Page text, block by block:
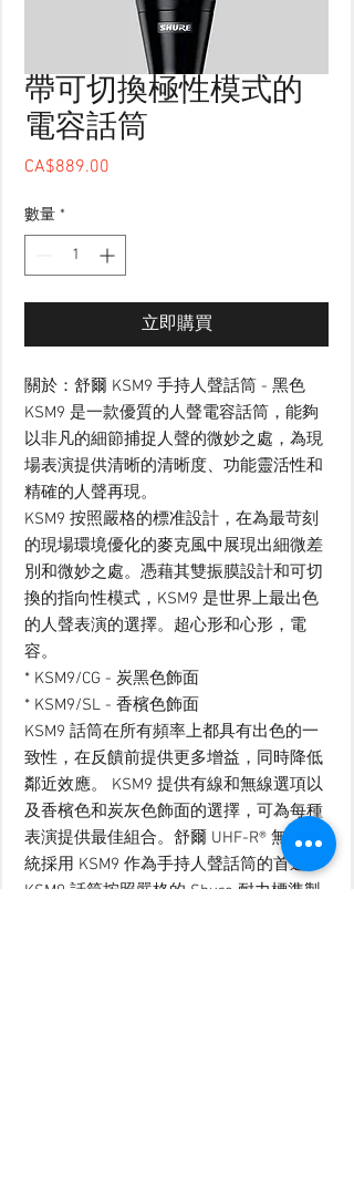
帶可切換極性模式的
電容話筒
CA$889.00
數量 *
立即購買
關於：舒爾 KSM9 手持人聲話筒 - 黑色
KSM9 是一款優質的人聲電容話筒，能夠
以非凡的細節捕捉人聲的微妙之處，為現
場表演提供清晰的清晰度、功能靈活性和
精確的人聲再現。
KSM9 按照嚴格的標准設計，在為最苛刻
的現場環境優化的麥克風中展現出細微差
別和微妙之處。憑藉其雙振膜設計和可切
換的指向性模式，KSM9 是世界上最出色
的人聲表演的選擇。超心形和心形，電
容。
* KSM9/CG - 炭黑色飾面
* KSM9/SL - 香檳色飾面
KSM9 話筒在所有頻率上都具有出色的一
致性，在反饋前提供更多增益，同時降低
鄰近效應。 KSM9 提供有線和無線選項以
及香檳色和炭灰色飾面的選擇，可為每種
表演提供最佳組合。舒爾 UHF-R® 無線系
統採用 KSM9 作為手持人聲話筒的首選。
KSM9 話筒按照嚴格的 Shure 耐力標準製